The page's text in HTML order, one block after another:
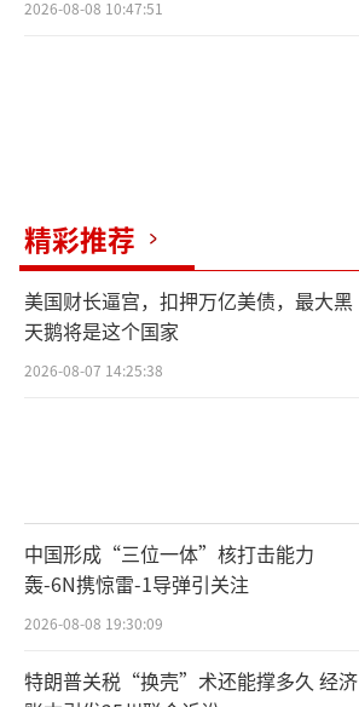
2026-08-08 10:47:51
精彩推荐
美国财长逼宫，扣押万亿美债，最大黑
天鹅将是这个国家
2026-08-07 14:25:38
中国形成“三位一体”核打击能力
轰-6N携惊雷-1导弹引关注
2026-08-08 19:30:09
特朗普关税“换壳”术还能撑多久 经济